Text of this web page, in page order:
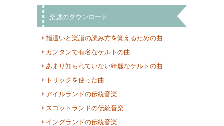
楽譜のダウンロード
指遣いと楽譜の読み方を覚えるための曲
カンタンで有名なケルトの曲
あまり知られていない綺麗なケルトの曲
トリックを使った曲
アイルランドの伝統音楽
スコットランドの伝統音楽
イングランドの伝統音楽